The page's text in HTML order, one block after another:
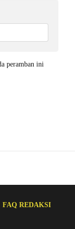
peramban ini
FAQ REDAKSI